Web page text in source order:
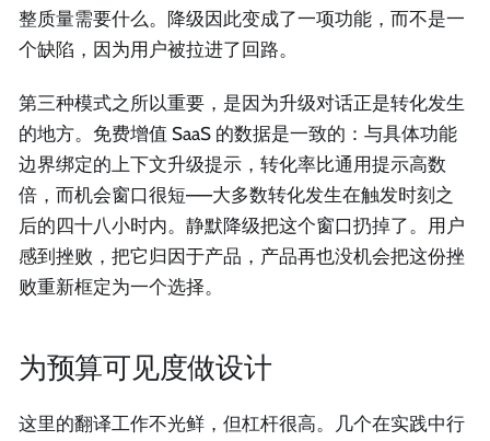
整质量需要什么。降级因此变成了一项功能，而不是一
个缺陷，因为用户被拉进了回路。
第三种模式之所以重要，是因为升级对话正是转化发生
的地方。免费增值 SaaS 的数据是一致的：与具体功能
边界绑定的上下文升级提示，转化率比通用提示高数
倍，而机会窗口很短——大多数转化发生在触发时刻之
后的四十八小时内。静默降级把这个窗口扔掉了。用户
感到挫败，把它归因于产品，产品再也没机会把这份挫
败重新框定为一个选择。
为预算可见度做设计
这里的翻译工作不光鲜，但杠杆很高。几个在实践中行